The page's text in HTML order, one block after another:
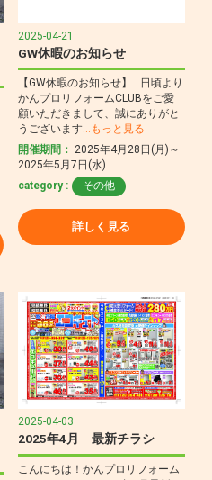
2025-04-21
GW休暇のお知らせ
【GW休暇のお知らせ】 日頃より
かんプロリフォームCLUBをご愛
顧いただきまして、誠にありがと
うございます…もっと見る
開催期間： 2025年4月28日(月)～
2025年5月7日(水)
category :
その他
詳しく見る
2025-04-03
2025年4月 最新チラシ
こんにちは！かんプロリフォーム